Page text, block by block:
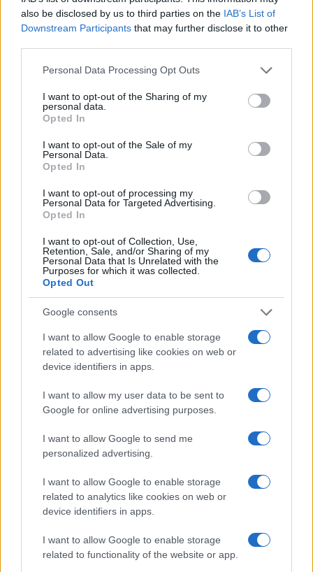
also be disclosed by us to third parties on the IAB’s List of
Downstream Participants that may further disclose it to other
Please note that this website/app uses one or more Google
not limited to your visit or usage behaviour. You may click to
grant or deny consent to Google and its third-party tags to
use your data for below specified purposes in below Google
consent section.
Personal Data Processing Opt Outs
I want to opt-out of the Sharing of my
personal data.
Opted In
I want to opt-out of the Sale of my
Personal Data.
Opted In
I want to opt-out of processing my
Personal Data for Targeted Advertising.
Opted In
I want to opt-out of Collection, Use,
Retention, Sale, and/or Sharing of my
Personal Data that Is Unrelated with the
Purposes for which it was collected.
Opted Out
Google consents
I want to allow Google to enable storage
related to advertising like cookies on web or
device identifiers in apps.
I want to allow my user data to be sent to
Google for online advertising purposes.
I want to allow Google to send me
personalized advertising.
I want to allow Google to enable storage
related to analytics like cookies on web or
device identifiers in apps.
I want to allow Google to enable storage
related to functionality of the website or app.
κινητικότητα είναι συνάρτηση πολλών παραγόντων,
ορισμένοι εκ των οποίων δεν είναι ορατοί προς το
παρόν. Λέγεται πως ο Ιβάν Σαββίδης τα βρήκε με την
κυβέρνηση, […]